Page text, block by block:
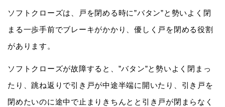
ソフトクローズは、戸を閉める時に”バタン”と勢いよく閉
まる一歩手前でブレーキがかかり、優しく戸を閉める役割
があります。
ソフトクローズが故障すると、”バタン”と勢いよく閉まっ
たり、跳ね返りで引き戸が中途半端に開いたり、引き戸を
閉めたいのに途中で止まりきちんとと引き戸が閉まらなく